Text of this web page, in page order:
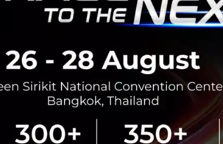
โลยีชีวภาพมีข้อดีแตกต่างกันออกไป การที่ธนาคา
มเป็นผู้นำ และเปิดประสบการณ์ให้ลูกค้าได้เห็นถึง
ด้หลากหลายรูปแบบ ไม่จำเป็นต้องเจาะจงเพียง
องเทคโนโลยี Palm Vein คือความถูกต้องแม่นยำ
base ที่ไม่ต้องใช้ Data หรือ ระบบการเรี
าคารมีโอกาสที่จะนำเทคโนโลยีนี้มาใช้จริงกับกลุ่
มรวดเร็วในการชำระเงิน อาทิ ร้านค้าสะดวกซื้อ